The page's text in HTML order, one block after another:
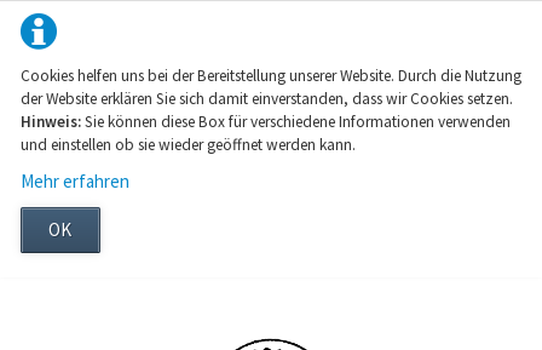
Cookies helfen uns bei der Bereitstellung unserer Website. Durch die Nutzung
der Website erklären Sie sich damit einverstanden, dass wir Cookies setzen.
Hinweis:Sie können diese Box für verschiedene Informationen verwenden
und einstellen ob sie wieder geöffnet werden kann.
Mehr erfahren
OK